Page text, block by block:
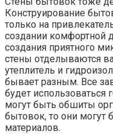
Конструирование
только на
создании комфортной
создания приятного
стены отделываются
утеплитель и
бывает разным. Все
будет использоваться
могут быть обшиты
бытовок, то они
материалов.